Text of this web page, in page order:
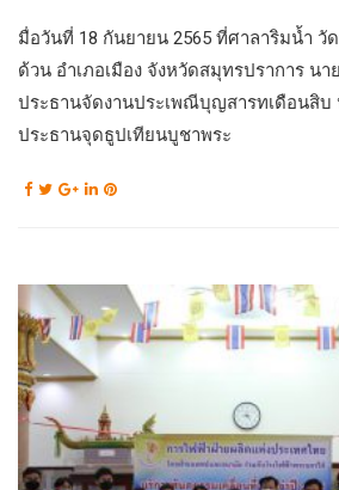
มื่อวันที่ 18 กันยายน 2565 ที่ศาลาริมน้ำ วั
ด้วน อำเภอเมือง จังหวัดสมุทรปราการ น
ประธานจัดงานประเพณีบุญสารทเดือนสิบ
ประธานจุดธูปเทียนบูชาพระ